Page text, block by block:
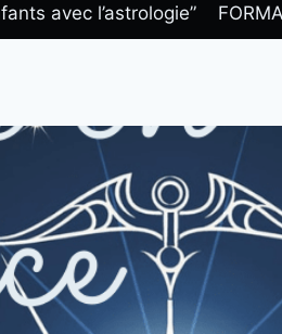
avec l’astrologie”